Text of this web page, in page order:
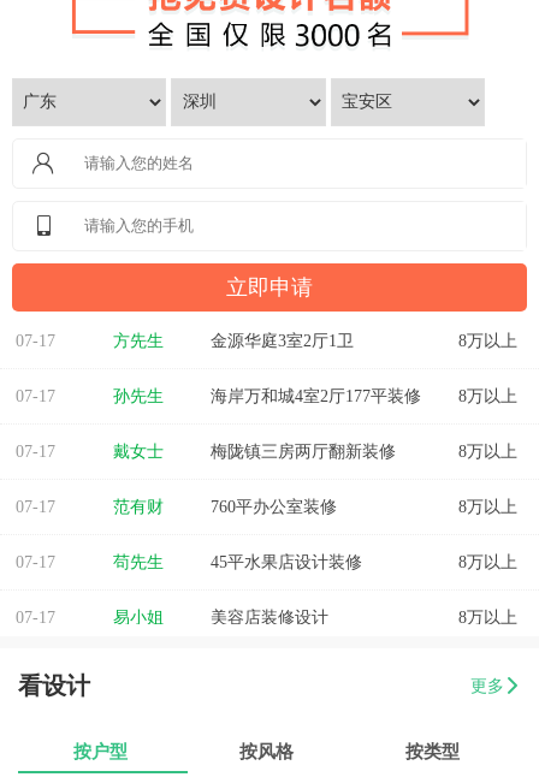
07-17 方先生 金源华庭3室2厅1卫 8万以上
07-17 孙先生 海岸万和城4室2厅177平装修 8万以上
07-17 戴女士 梅陇镇三房两厅翻新装修 8万以上
07-17 范有财 760平办公室装修 8万以上
07-17 苟先生 45平水果店设计装修 8万以上
07-17 易小姐 美容店装修设计 8万以上
07-17 郭先生
看设计 更多
按户型 按风格 按类型